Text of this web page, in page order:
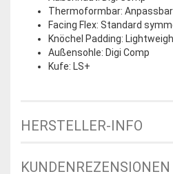
Thermoformbar: Anpassbar
Facing Flex: Standard
Knöchel Padding:
Außensohle: Digi Comp
Kufe: LS+
HERSTELLER-INFO
KUNDENREZENSIONEN